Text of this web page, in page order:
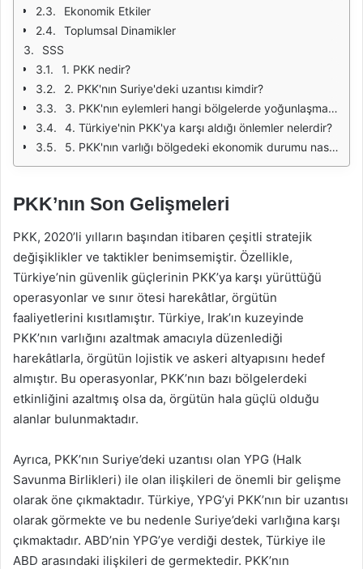
Ekonomik Etkiler
Toplumsal Dinamikler
SSS
1. PKK nedir?
2. PKK'nın Suriye'deki uzantısı kimdir?
3. PKK'nın eylemleri hangi bölgelerde yoğunlaşmaktadır?
4. Türkiye'nin PKK'ya karşı aldığı önlemler nelerdir?
5. PKK'nın varlığı bölgedeki ekonomik durumu nasıl etkilemektedir?
PKK’nın Son Gelişmeleri
PKK, 2020’li yılların başından itibaren çeşitli stratejik
değişiklikler ve taktikler benimsemiştir. Özellikle,
Türkiye’nin güvenlik güçlerinin PKK’ya karşı yürüttüğü
operasyonlar ve sınır ötesi harekâtlar, örgütün
faaliyetlerini kısıtlamıştır. Türkiye, Irak’ın kuzeyinde
PKK’nın varlığını azaltmak amacıyla düzenlediği
harekâtlarla, örgütün lojistik ve askeri altyapısını hedef
almıştır. Bu operasyonlar, PKK’nın bazı bölgelerdeki
etkinliğini azaltmış olsa da, örgütün hala güçlü olduğu
alanlar bulunmaktadır.
Ayrıca, PKK’nın Suriye’deki uzantısı olan YPG (Halk
Savunma Birlikleri) ile olan ilişkileri de önemli bir gelişme
olarak öne çıkmaktadır. Türkiye, YPG’yi PKK’nın bir uzantısı
olarak görmekte ve bu nedenle Suriye’deki varlığına karşı
çıkmaktadır. ABD’nin YPG’ye verdiği destek, Türkiye ile
ABD arasındaki ilişkileri de germektedir. PKK’nın